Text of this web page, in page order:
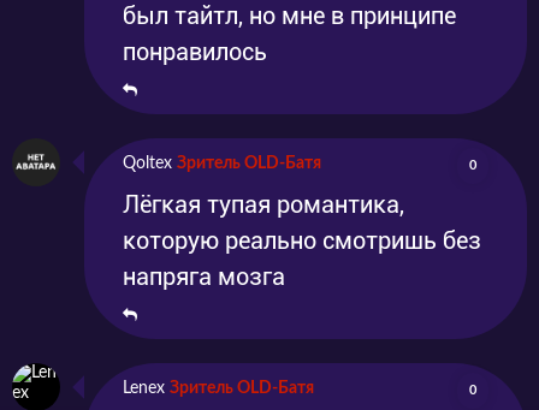
был тайтл, но мне в принципе
понравилось
Qoltex Зритель OLD-Батя 0
Лёгкая тупая романтика,
которую реально смотришь без
напряга мозга
Lenex Зритель OLD-Батя 0